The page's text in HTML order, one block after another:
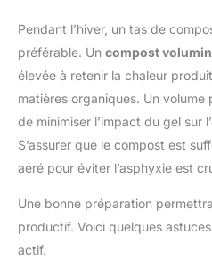
Pendant l’hiver, un tas de
préférable. Un compost
élevée à retenir la chaleur
matières organiques. Un
de minimiser l’impact du gel sur
S’assurer que le compost est
aéré pour éviter l’asphyxie est
Une bonne préparation
productif. Voici quelques
actif.